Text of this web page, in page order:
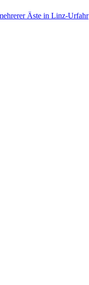
Äste in Linz-Urfahr